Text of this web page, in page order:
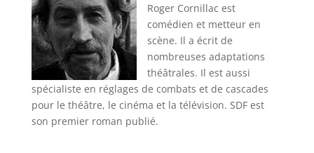
Roger Cornillac est
comédien et metteur en
scène. Il a écrit de
nombreuses adaptations
théâtrales. Il est aussi
spécialiste en réglages de combats et de cascades
pour le théâtre, le cinéma et la télévision. SDF est
son premier roman publié.